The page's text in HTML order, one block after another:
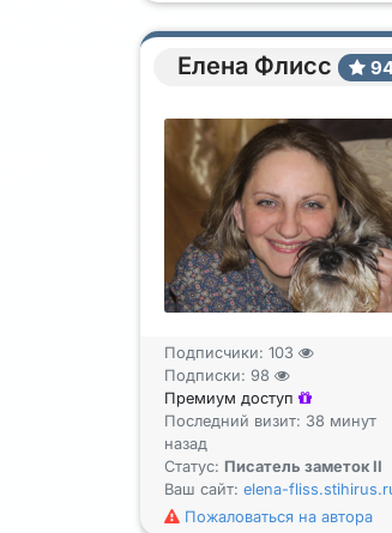
Елена Флисс
Подписчики: 103
Подписки: 98
Премиум доступ
Последний визит: 38 минут
назад
Статус: Писатель заметок II
Ваш сайт: elena-
Пожаловаться на автора